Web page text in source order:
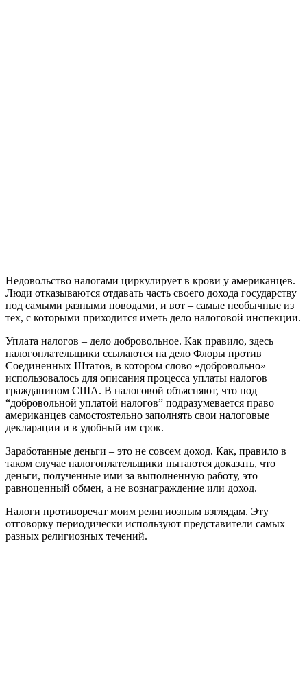
Недовольство налогами циркулирует в крови у американцев.
Люди отказываются отдавать часть своего дохода государству
под самыми разными поводами, и вот – самые необычные из
тех, с которыми приходится иметь дело налоговой инспекции.
Уплата налогов – дело добровольное. Как правило, здесь
налогоплательщики ссылаются на дело Флоры против
Соединенных Штатов, в котором слово «добровольно»
использовалось для описания процесса уплаты налогов
гражданином США. В налоговой объясняют, что под
“добровольной уплатой налогов” подразумевается право
американцев самостоятельно заполнять свои налоговые
декларации и в удобный им срок.
Заработанные деньги – это не совсем доход. Как, правило в
таком случае налогоплательщики пытаются доказать, что
деньги, полученные ими за выполненную работу, это
равноценный обмен, а не вознаграждение или доход.
Налоги противоречат моим религиозным взглядам. Эту
отговорку периодически используют представители самых
разных религиозных течений.